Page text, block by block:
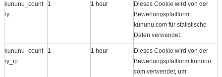
kununu_count
ry
1 1 hour
Dieses Cookie wird von der
Bewertungsplattform
kununu.com für statistische
Daten verwendet.
kununu_count
ry_ip
1 1 hour
Dieses Cookie wird von der
Bewertungsplattform kununu.​
com verwendet, um